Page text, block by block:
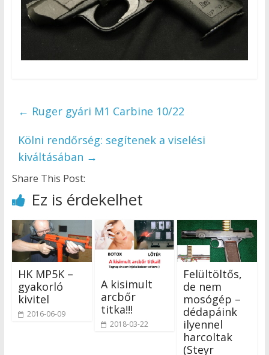
← Ruger gyári M1 Carbine 10/22
Kölni rendőrség: segítenek a viselési
kiváltásában →
Share This Post:
Ez is érdekelhet
HK MP5K –
gyakorló
kivitel
2016-06-09
A kisimult
arcbőr
titka!!!
2018-03-22
Felültöltős,
de nem
mosógép –
dédapáink
ilyennel
harcoltak
(Steyr